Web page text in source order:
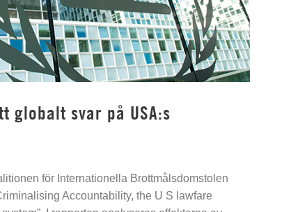
globalt svar på USA:s
för Internationella Brottmålsdomstolen
Accountability, the U S lawfare